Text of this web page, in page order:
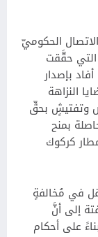
الحكوميّ
حقَّقت
بإصدار
النزاهة
وتفتيشٍ بحقِّ
بمنح
كركوك
في مُخالفةٍ
إلى أنَّ
على أحكام